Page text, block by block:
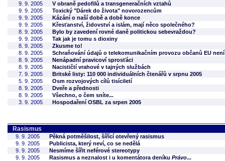
9. 9. 2005
V obraně pedofilů a transgeneračních vztahů
9. 9. 2005
Toxický "Dárek do života" novorozencům
9. 9. 2005
Kázání o naší době a době konce
9. 9. 2005
Křesťanství, židovství a islám, mají něco společného?
8. 9. 2005
Bylo by zavedení rovné daně politickou sebevraždou?
9. 9. 2005
Tak jak je tomu s dioxiny
8. 9. 2005
Zkusme to!
8. 9. 2005
Schraňování údajů o telekomunikačním provozu občanů EU
8. 9. 2005
Nenápadní pravicoví sprosťáci
8. 9. 2005
Nacističtí vrahové v tajných službách
7. 9. 2005
Britské listy: 110 000 individuálních čtenářů v srpnu 2005
5. 9. 2005
Osm rozvojových cílů tisíciletí
8. 9. 2005
Dveře a přednosti
8. 9. 2005
Všechno, o čem sníte...
3. 9. 2005
Hospodaření OSBL za srpen 2005
Rasismus
9. 9. 2005
Pěkná potměšilost, šířící otevřený rasismus
9. 9. 2005
Publicista, který neví, co se nedělá
9. 9. 2005
Nesmíme šířit neférové stereotypy
9. 9. 2005
Rasismus a neznalost i u komentátora deníku Právo...